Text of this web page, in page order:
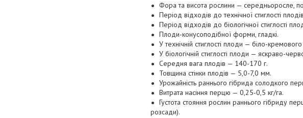
Фора та висота рослини — середньоросле,
Період відходів до технічної стиглості
Період відходів до біологічної стиглості
Плоди-конусоподібної форми, гладкі.
У технічній стиглості плоди — біло-
У біологічній стиглості плоди — яскраво-
Середня вага плодів — 140-170 г.
Товщина стінки плодів — 5,0-7,0 мм.
Урожайність раннього гібрида солодкого
Витрата насіння перцю — 0,25-0,5 кг/га.
Густота стояння рослин раннього гібриду
розсади).